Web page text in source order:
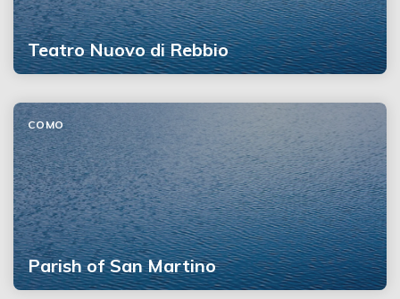
Teatro Nuovo di Rebbio
Parish of San Martino
COMO